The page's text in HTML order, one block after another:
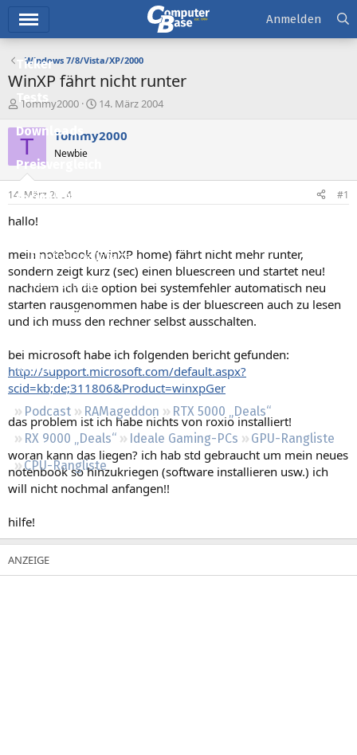
Ticker
Tests
Downloads
Preisvergleich
Forum
Aktuelles
Empfohlene Inhalte
Neue Beiträge
Neueste Aktivitäten
Regeln
Podcast RAMageddon
RTX 5000 „Deals“
RX 9000 „Deals“
Ideale Gaming-PCs
GPU-Rangliste
CPU-Rangliste
Anmelden
Windows 7/8/Vista/XP/2000
WinXP fährt nicht runter
E
s
t
e
e
r
Tommy2000
E
s
t
14. März 2004
T Tommy2000
Newbie
14. März 2004 #1
hallo!
mein notebook (winXP home) fährt nicht mehr runter,
sondern zeigt kurz (sec) einen bluescreen und startet neu!
nachdem ich die option bei systemfehler automatisch neu
starten rausgenommen habe is der bluescreen auch zu lesen
und ich muss den rechner selbst ausschalten.
bei microsoft habe ich folgenden bericht gefunden:
http://support.microsoft.com/default.aspx?
scid=kb;de;311806&Product=winxpGer
das problem ist ich habe nichts von roxio installiert!
woran kann das liegen? ich hab std gebraucht um mein neues
notenbook so hinzukriegen (software installieren usw.) ich
will nicht nochmal anfangen!!
hilfe!